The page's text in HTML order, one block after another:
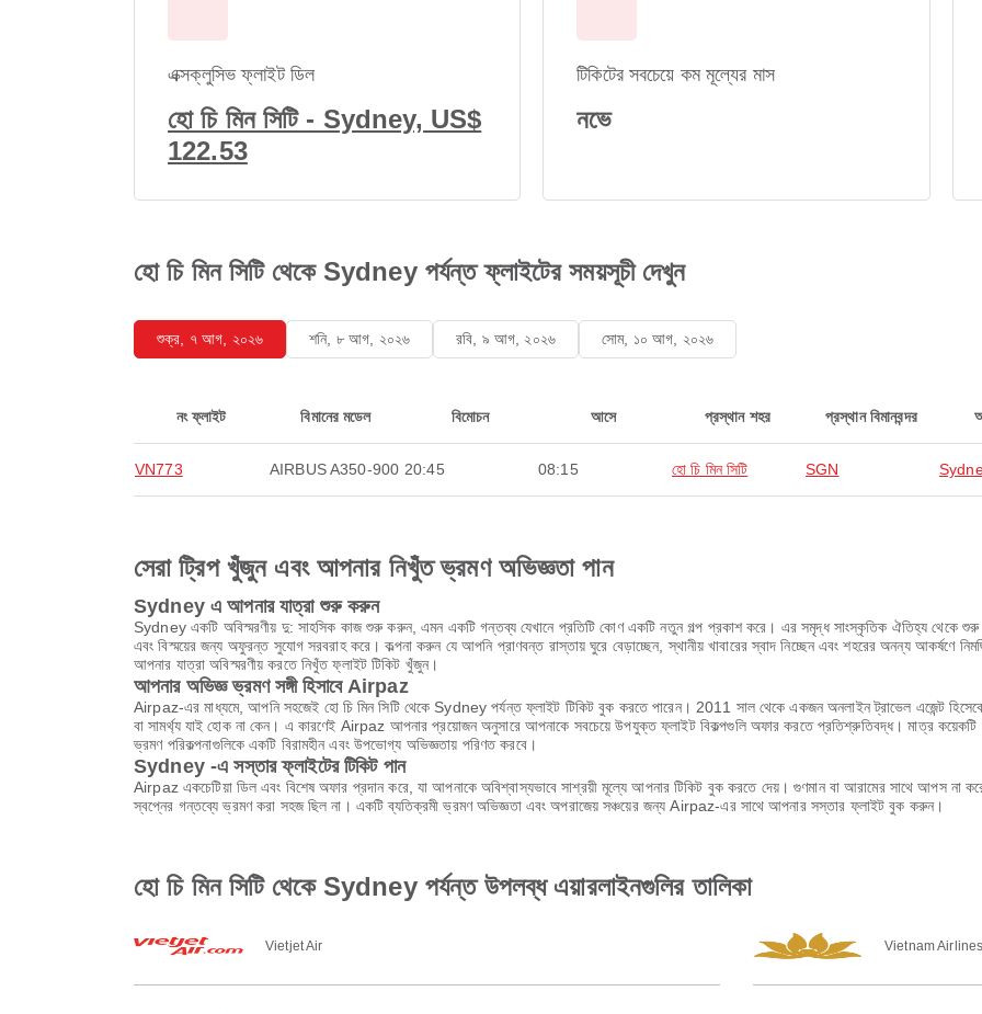
এক্সক্লুসিভ ফ্লাইট ডিল
হো চি মিন সিটি - Sydney, US$
122.53
টিকিটের সবচেয়ে কম মূল্যের মাস
নভে
হো চি মিন সিটি থেকে Sydney পর্যন্ত ফ্লাইটের সময়সূচী দেখুন
শুক্র, ৭ আগ, ২০২৬ শনি, ৮ আগ, ২০২৬ রবি, ৯ আগ, ২০২৬ সোম, ১০ আগ, ২০২৬
নং ফ্লাইট বিমানের মডেল বিমোচন আসে প্রস্থান শহর প্রস্থান বিমানবন্দর
VN773 AIRBUS A350-900 20:45 08:15 হো চি মিন সিটি SGN
সেরা ট্রিপ খুঁজুন এবং আপনার নিখুঁত ভ্রমণ অভিজ্ঞতা পান
Sydney এ আপনার যাত্রা শুরু করুন
Sydney একটি অবিস্মরণীয় দু: সাহসিক কাজ শুরু করুন, এমন একটি গন্তব্য যেখানে প্রতিটি কোণ একটি নতুন গল্প প্রকাশ করে। এর সমৃদ্ধ সাংস্কৃতিক ঐতিহ্য থেকে
এবং বিস্ময়ের জন্য অফুরন্ত সুযোগ সরবরাহ করে। কল্পনা করুন যে আপনি প্রাণবন্ত রাস্তায় ঘুরে বেড়াচ্ছেন, স্থানীয় খাবারের স্বাদ নিচ্ছেন এবং শহরের অনন্য আকর্ষণে
আপনার যাত্রা অবিস্মরণীয় করতে নিখুঁত ফ্লাইট টিকিট খুঁজুন।
আপনার অভিজ্ঞ ভ্রমণ সঙ্গী হিসাবে Airpaz
Airpaz-এর মাধ্যমে, আপনি সহজেই হো চি মিন সিটি থেকে Sydney পর্যন্ত ফ্লাইট টিকিট বুক করতে পারেন। 2011 সাল থেকে একজন অনলাইন ট্রাভেল এজেন্ট
বা সামর্থ্য যাই হোক না কেন। এ কারণেই Airpaz আপনার প্রয়োজন অনুসারে আপনাকে সবচেয়ে উপযুক্ত ফ্লাইট বিকল্পগুলি অফার করতে প্রতিশ্রুতিবদ্ধ। মাত্র কয়েকটি
ভ্রমণ পরিকল্পনাগুলিকে একটি বিরামহীন এবং উপভোগ্য অভিজ্ঞতায় পরিণত করবে।
Sydney -এ সস্তার ফ্লাইটের টিকিট পান
Airpaz একচেটিয়া ডিল এবং বিশেষ অফার প্রদান করে, যা আপনাকে অবিশ্বাস্যভাবে সাশ্রয়ী মূল্যে আপনার টিকিট বুক করতে দেয়। গুণমান বা আরামের সাথে আপস
স্বপ্নের গন্তব্যে ভ্রমণ করা সহজ ছিল না। একটি ব্যতিক্রমী ভ্রমণ অভিজ্ঞতা এবং অপরাজেয় সঞ্চয়ের জন্য Airpaz-এর সাথে আপনার সস্তার ফ্লাইট বুক করুন।
হো চি মিন সিটি থেকে Sydney পর্যন্ত উপলব্ধ এয়ারলাইনগুলির তালিকা
Vietjet Air Vietnam Airlines